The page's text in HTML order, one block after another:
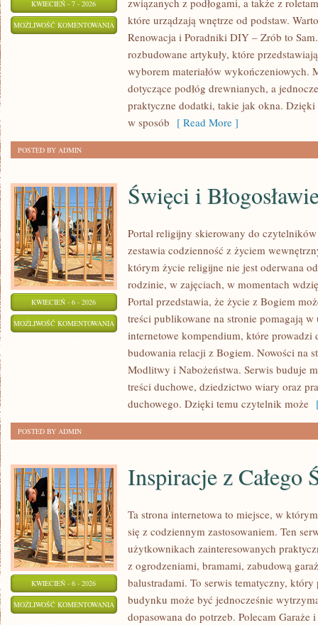
KWIECIEŃ - 7 - 2026
MOŻLIWOŚĆ KOMENTOWANIA DYWANY
WYKŁADZINY
związanych z podłogami, a także z
które urządzają wnętrze od podstaw.
Renowacja i Poradniki DIY – Zrób to
rozbudowane artykuły, które
wyborem materiałów wykończeniowych.
dotyczące podłóg drewnianych, a
praktyczne dodatki, takie jak okna. Dzięki
w sposób [ Read More ]
POSTED BY ADMIN
KWIECIEŃ - 6 - 2026
MOŻLIWOŚĆ KOMENTOWANIA ŚWIĘCI
BŁOGOSŁAWIENI
Święci i
Portal religijny skierowany do
zestawia codzienność z życiem
którym życie religijne nie jest oderwana
rodzinie, w zajęciach, w momentach
Portal przedstawia, że życie z Bogiem
treści publikowane na stronie pomagają
internetowe kompendium, które
budowania relacji z Bogiem. Nowości na
Modlitwy i Nabożeństwa. Serwis buduje
treści duchowe, dziedzictwo wiary oraz
duchowego. Dzięki temu czytelnik może
POSTED BY ADMIN
KWIECIEŃ - 6 - 2026
MOŻLIWOŚĆ KOMENTOWANIA INSPIRACJE
Inspiracje z Całego
Ta strona internetowa to miejsce, w
się z codziennym zastosowaniem. Ten
użytkownikach zainteresowanych
z ogrodzeniami, bramami, zabudową
balustradami. To serwis tematyczny, który
budynku może być jednocześnie
dopasowana do potrzeb. Polecam Garaże